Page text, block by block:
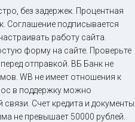
без задержек. Процентная
Соглашение подписывается
работу сайта.
форму на сайте. Проверьте
отправкой. ВБ Банк не
WB не имеет отношения к
в поддержку можно
Счет кредита и документы
не превышает 50000 рублей.